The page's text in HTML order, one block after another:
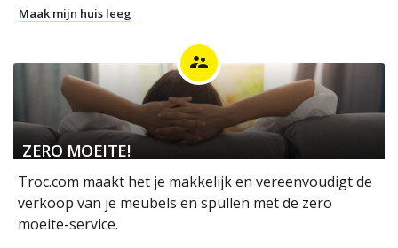
Maak mijn huis leeg
supervisor_account
ZERO MOEITE!
Troc.com maakt het je makkelijk en vereenvoudigt de
verkoop van je meubels en spullen met de zero
moeite-service.